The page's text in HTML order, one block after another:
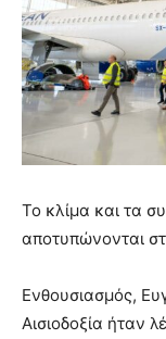
Το κλίμα και τα
αποτυπώνονται
Ενθουσιασμός,
Αισιοδοξία ήταν